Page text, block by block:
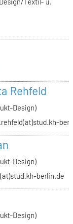
Rehfeld
Design)
Design)
berlin.de
Design)